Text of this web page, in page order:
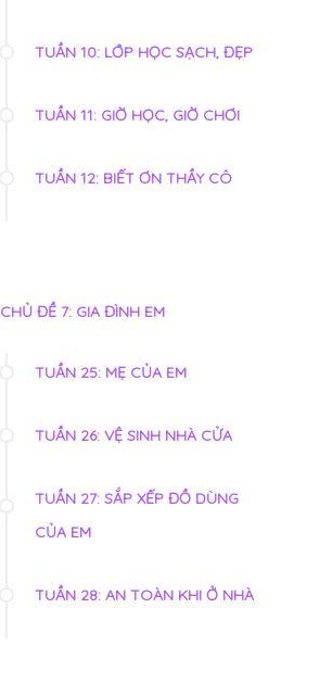
TUẦN 10: LỚP HỌC SẠCH, ĐẸP
TUẦN 11: GIỜ HỌC, GIỜ CHƠI
TUẦN 12: BIẾT ƠN THẦY CÔ
CHỦ ĐỀ 7: GIA ĐÌNH EM
TUẦN 25: MẸ CỦA EM
TUẦN 26: VỆ SINH NHÀ CỬA
TUẦN 27: SẮP XẾP ĐỒ DÙNG
CỦA EM
TUẦN 28: AN TOÀN KHI Ở NHÀ